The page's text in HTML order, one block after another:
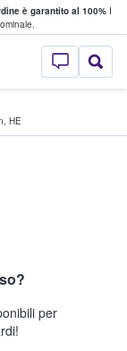
è garantito al 100%I
- Dove
, HE
per